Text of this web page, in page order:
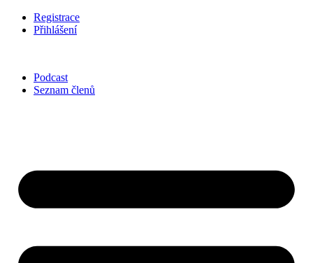
Přejít
Registrace
Přihlášení
Podcast
Seznam členů